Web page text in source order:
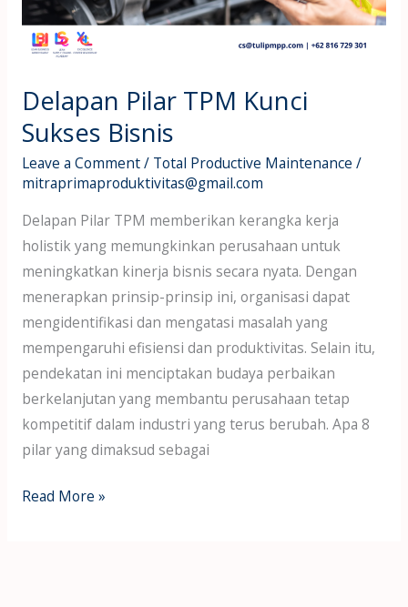
Delapan Pilar TPM Kunci
Sukses Bisnis
Leave a Comment/ Total Productive Maintenance /
mitraprimaproduktivitas@gmail.com
Delapan Pilar TPM memberikan kerangka kerja
holistik yang memungkinkan perusahaan untuk
meningkatkan kinerja bisnis secara nyata. Dengan
menerapkan prinsip-prinsip ini, organisasi dapat
mengidentifikasi dan mengatasi masalah yang
mempengaruhi efisiensi dan produktivitas. Selain itu,
pendekatan ini menciptakan budaya perbaikan
berkelanjutan yang membantu perusahaan tetap
kompetitif dalam industri yang terus berubah. Apa 8
pilar yang dimaksud sebagai
Bisnis
Read More »